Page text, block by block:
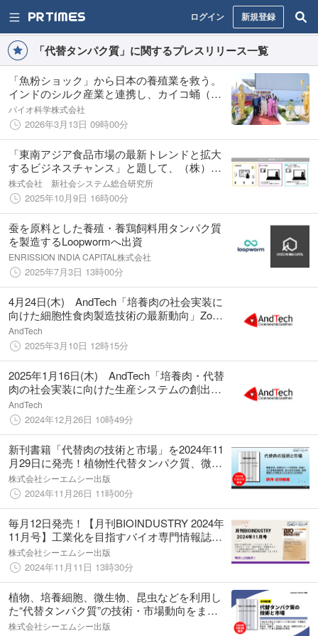
ログイン 新規登録
「代替タンパク質」に関するプレスリリース一覧
「魚粉ショック」から日本の養殖業を救う。
インドのシルク産業と連携し、カイコ蛹（サ
ナギ）を活用した次世代代替タンパク飼料事
業へ出資
バイオ科学株式会社
2026年3月13日 09時00分
「東南アジア食品市場の最新トレンドと拡大
するビジネスチャンス」と題して、（株）ロ
ーランド・ベルガー プリンシパル／ジャパン
デスク統括 下村 健一氏によるセミナーを
2025年11月21日(金)に開催!!
株式会社 新社会システム総合研究所
2025年10月9日 16時00分
蚕を原料とした養殖・養鶏飼料用タンパク質
を製造するLoopwormへ出資
ENRISSION INDIA CAPITAL株式会社
2025年7月3日 13時00分
4月24日(木) AndTech「培養肉の社会実装に
向けた細胞性食肉製造技術の最新動向」Zoom
セミナー講座を開講予定
AndTech
2025年3月10日 12時15分
2025年1月16日(木) AndTech「培養肉・代替
肉の社会実装に向けた生産システムの創出と
事業化の最新動向」Zoomセミナー講座を開講
予定
AndTech
2024年12月26日 10時49分
新刊書籍「代替肉の技術と市場」を2024年11
月29日に発売！植物性代替タンパク質、微生
物発酵、培養などの技術を網羅した一冊！
株式会社シーエムシー出版
2024年11月26日 11時00分
毎月12日発売！【月刊BIOINDUSTRY 2024年
11月号】工業化を目指すバイオ専門情報誌の
ご案内
株式会社シーエムシー出版
2024年11月11日 13時30分
植物、培養細胞、微生物、昆虫などを利用し
た“代替タンパク質”の技術・市場動向をまと
めた書籍『代替タンパク質の技術と市場』が5
株式会社シーエムシー出版